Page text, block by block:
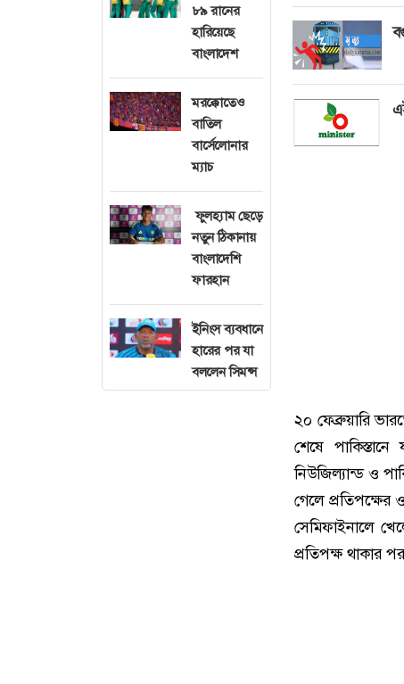
৮৯ রানের
হারিয়েছে
বাংলাদেশ
মরক্কোতেও
বাতিল
বার্সেলোনার
ম্যাচ
ফুলহ্যাম ছেড়ে
নতুন ঠিকানায়
বাংলাদেশি
ফারহান
ইনিংস ব্যবধানে
হারের পর যা
বললেন সিমন্স
২০ ফেব্রুয়ারি
শেষে
নিউজিল্যান্ড ও
গেলে প্রতিপক্ষের
সেমিফাইনালে
প্রতিপক্ষ থাকার